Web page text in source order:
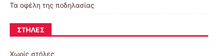
Τα οφέλη της ποδηλασίας
ΣΤΉΛΕΣ
Χωρίς στήλες